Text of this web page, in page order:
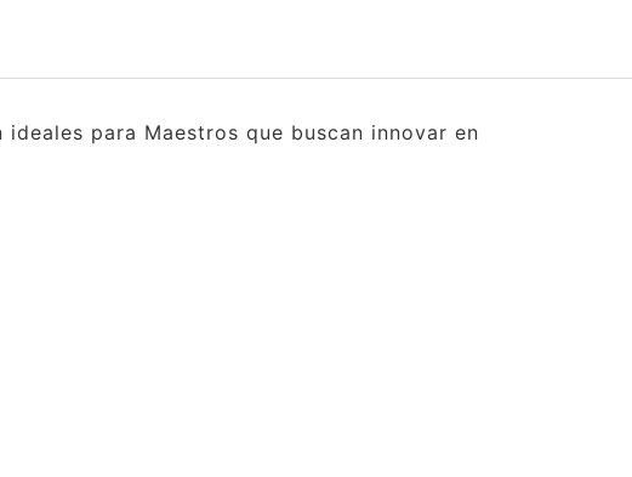
para Maestros que buscan innovar en